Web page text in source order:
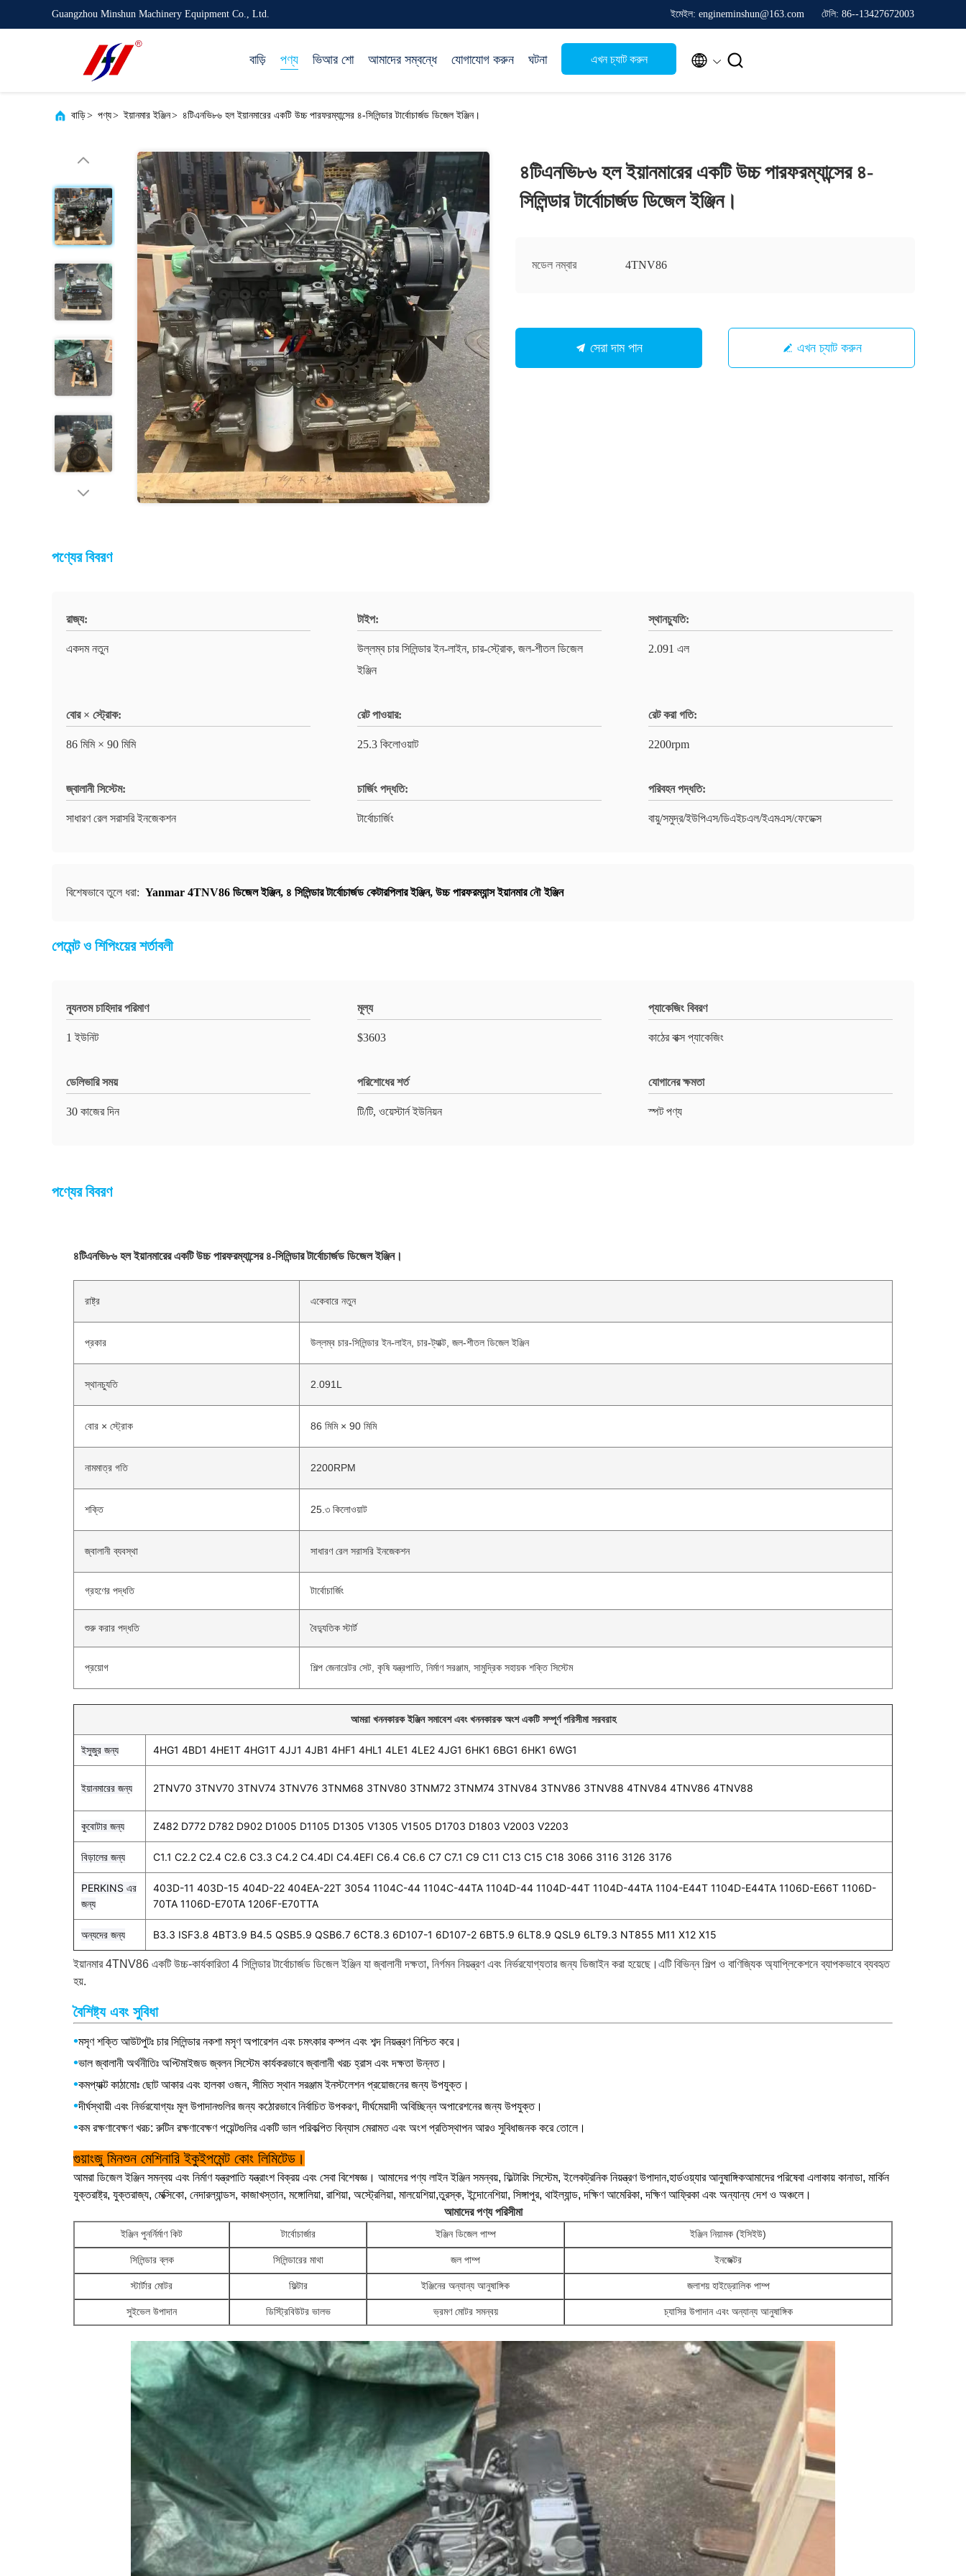
Guangzhou Minshun Machinery Equipment Co., Ltd. ইমেইল: engineminshun@163.com টেলি: 86--13427672003
বাড়ি পণ্য ভিআর শো আমাদের সম্বন্ধে যোগাযোগ করুন ঘটনা এখন চ্যাট করুন  
বাড়ি> পণ্য> ইয়ানমার ইঞ্জিন> ৪টিএনভি৮৬ হল ইয়ানমারের একটি উচ্চ পারফরম্যান্সের ৪-সিলিন্ডার টার্বোচার্জড ডিজেল ইঞ্জিন।
৪টিএনভি৮৬ হল ইয়ানমারের একটি উচ্চ পারফরম্যান্সের ৪-
সিলিন্ডার টার্বোচার্জড ডিজেল ইঞ্জিন।
মডেল নম্বার 4TNV86
সেরা দাম পান এখন চ্যাট করুন
পণ্যের বিবরণ
রাজ্য:
একদম নতুন
টাইপ:
উল্লম্ব চার সিলিন্ডার ইন-লাইন, চার-স্ট্রোক, জল-শীতল ডিজেল
ইঞ্জিন
স্থানচ্যুতি:
2.091 এল
বোর × স্ট্রোক:
86 মিমি × 90 মিমি
রেট পাওয়ার:
25.3 কিলোওয়াট
রেট করা গতি:
2200rpm
জ্বালানী সিস্টেম:
সাধারণ রেল সরাসরি ইনজেকশন
চার্জিং পদ্ধতি:
টার্বোচার্জিং
পরিবহন পদ্ধতি:
বায়ু/সমুদ্র/ইউপিএস/ডিএইচএল/ইএমএস/ফেডেক্স
বিশেষভাবে তুলে ধরা: Yanmar 4TNV86 ডিজেল ইঞ্জিন, ৪ সিলিন্ডার টার্বোচার্জড কেটারপিলার ইঞ্জিন, উচ্চ পারফরম্যান্স ইয়ানমার নৌ ইঞ্জিন
পেমেন্ট ও শিপিংয়ের শর্তাবলী
ন্যূনতম চাহিদার পরিমাণ
1 ইউনিট
মূল্য
$3603
প্যাকেজিং বিবরণ
কাঠের বাক্স প্যাকেজিং
ডেলিভারি সময়
30 কাজের দিন
পরিশোধের শর্ত
টি/টি, ওয়েস্টার্ন ইউনিয়ন
যোগানের ক্ষমতা
স্পট পণ্য
পণ্যের বিবরণ
৪টিএনভি৮৬ হল ইয়ানমারের একটি উচ্চ পারফরম্যান্সের ৪-সিলিন্ডার টার্বোচার্জড ডিজেল ইঞ্জিন।
রাষ্ট্র একেবারে নতুন
প্রকার উল্লম্ব চার-সিলিন্ডার ইন-লাইন, চার-ট্যাক্ট, জল-শীতল ডিজেল ইঞ্জিন
স্থানচ্যুতি 2.091L
বোর × স্ট্রোক 86 মিমি × 90 মিমি
নামমাত্র গতি 2200RPM
শক্তি 25.৩ কিলোওয়াট
জ্বালানী ব্যবস্থা সাধারণ রেল সরাসরি ইনজেকশন
গ্রহণের পদ্ধতি টার্বোচার্জিং
শুরু করার পদ্ধতি বৈদ্যুতিক স্টার্ট
প্রয়োগ শিল্প জেনারেটর সেট, কৃষি যন্ত্রপাতি, নির্মাণ সরঞ্জাম, সামুদ্রিক সহায়ক শক্তি সিস্টেম
আমরা খননকারক ইঞ্জিন সমাবেশ এবং খননকারক অংশ একটি সম্পূর্ণ পরিসীমা সরবরাহ
ইসুজুর জন্য 4HG1 4BD1 4HE1T 4HG1T 4JJ1 4JB1 4HF1 4HL1 4LE1 4LE2 4JG1 6HK1 6BG1 6HK1 6WG1
ইয়ানমারের জন্য 2TNV70 3TNV70 3TNV74 3TNV76 3TNM68 3TNV80 3TNM72 3TNM74 3TNV84 3TNV86 3TNV88 4TNV84 4TNV86 4TNV88
কুবোটার জন্য Z482 D772 D782 D902 D1005 D1105 D1305 V1305 V1505 D1703 D1803 V2003 V2203
বিড়ালের জন্য C1.1 C2.2 C2.4 C2.6 C3.3 C4.2 C4.4DI C4.4EFI C6.4 C6.6 C7 C7.1 C9 C11 C13 C15 C18 3066 3116 3126 3176
PERKINS এর
জন্য
403D-11 403D-15 404D-22 404EA-22T 3054 1104C-44 1104C-44TA 1104D-44 1104D-44T 1104D-44TA 1104-E44T 1104D-E44TA 1106D-E66T 1106D-
70TA 1106D-E70TA 1206F-E70TTA
অন্যদের জন্য B3.3 ISF3.8 4BT3.9 B4.5 QSB5.9 QSB6.7 6CT8.3 6D107-1 6D107-2 6BT5.9 6LT8.9 QSL9 6LT9.3 NT855 M11 X12 X15
ইয়ানমার 4TNV86 একটি উচ্চ-কার্যকারিতা 4 সিলিন্ডার টার্বোচার্জড ডিজেল ইঞ্জিন যা জ্বালানী দক্ষতা, নির্গমন নিয়ন্ত্রণ এবং নির্ভরযোগ্যতার জন্য ডিজাইন করা হয়েছে।এটি বিভিন্ন শিল্প ও বাণিজ্যিক অ্যাপ্লিকেশনে ব্যাপকভাবে ব্যবহৃত
হয়.
বৈশিষ্ট্য এবং সুবিধা
•মসৃণ শক্তি আউটপুটঃ চার সিলিন্ডার নকশা মসৃণ অপারেশন এবং চমৎকার কম্পন এবং শব্দ নিয়ন্ত্রণ নিশ্চিত করে।
•ভাল জ্বালানী অর্থনীতিঃ অপ্টিমাইজড জ্বলন সিস্টেম কার্যকরভাবে জ্বালানী খরচ হ্রাস এবং দক্ষতা উন্নত।
•কমপ্যাক্ট কাঠামোঃ ছোট আকার এবং হালকা ওজন, সীমিত স্থান সরঞ্জাম ইনস্টলেশন প্রয়োজনের জন্য উপযুক্ত।
•দীর্ঘস্থায়ী এবং নির্ভরযোগ্যঃ মূল উপাদানগুলির জন্য কঠোরভাবে নির্বাচিত উপকরণ, দীর্ঘমেয়াদী অবিচ্ছিন্ন অপারেশনের জন্য উপযুক্ত।
•কম রক্ষণাবেক্ষণ খরচ: রুটিন রক্ষণাবেক্ষণ পয়েন্টগুলির একটি ভাল পরিকল্পিত বিন্যাস মেরামত এবং অংশ প্রতিস্থাপন আরও সুবিধাজনক করে তোলে।
গুয়াংজু মিনশুন মেশিনারি ইকুইপমেন্ট কোং লিমিটেড।
আমরা ডিজেল ইঞ্জিন সমন্বয় এবং নির্মাণ যন্ত্রপাতি যন্ত্রাংশ বিক্রয় এবং সেবা বিশেষজ্ঞ। আমাদের পণ্য লাইন ইঞ্জিন সমন্বয়, ফিল্টারিং সিস্টেম, ইলেকট্রনিক নিয়ন্ত্রণ উপাদান,হার্ডওয়্যার আনুষাঙ্গিকআমাদের পরিষেবা এলাকায় কানাডা, মার্কিন
যুক্তরাষ্ট্র, যুক্তরাজ্য, মেক্সিকো, নেদারল্যান্ডস, কাজাখস্তান, মঙ্গোলিয়া, রাশিয়া, অস্ট্রেলিয়া, মালয়েশিয়া,তুরস্ক, ইন্দোনেশিয়া, সিঙ্গাপুর, থাইল্যান্ড, দক্ষিণ আমেরিকা, দক্ষিণ আফ্রিকা এবং অন্যান্য দেশ ও অঞ্চলে।
আমাদের পণ্য পরিসীমা
ইঞ্জিন পুনর্নির্মাণ কিট টার্বোচার্জার ইঞ্জিন ডিজেল পাম্প ইঞ্জিন নিয়ামক (ইসিইউ)
সিলিন্ডার ব্লক সিলিন্ডারের মাথা জল পাম্প ইনজেক্টর
স্টার্টার মোটর ফিল্টার ইঞ্জিনের অন্যান্য আনুষাঙ্গিক জলাশয় হাইড্রোলিক পাম্প
সুইভেল উপাদান ডিস্ট্রিবিউটর ভালভ ভ্রমণ মোটর সমন্বয় চ্যাসির উপাদান এবং অন্যান্য আনুষাঙ্গিক